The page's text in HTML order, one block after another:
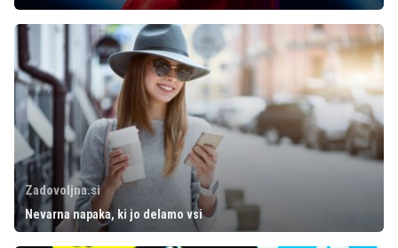
Zadovoljna.si
Nevarna napaka, ki jo delamo vsi